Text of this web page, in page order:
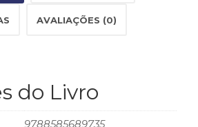
AVALIAÇÕES (0)
do Livro
9788585689735